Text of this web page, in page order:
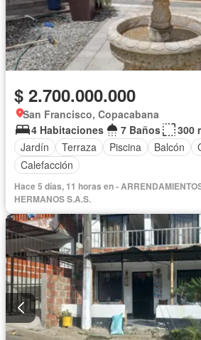
$ 2.700.000.000
San Francisco, Copacabana
4 Habitaciones
7 Baños
300
Jardín
Terraza Piscina Balcón
Calefacción
Hace 5 días, 11 horas en -
HERMANOS S.A.S.